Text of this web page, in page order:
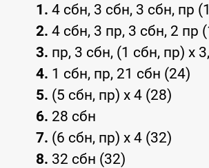
1. 4 сбн, 3 сбн, 3 сбн, пр
2. 4 сбн, 3 пр, 3 сбн, 2 пр
3. пр, 3 сбн, (1 сбн, пр) x
4. 1 сбн, пр, 21 сбн (24)
5. (5 сбн, пр) x 4 (28)
6. 28 сбн
7. (6 сбн, пр) x 4 (32)
8. 32 сбн (32)